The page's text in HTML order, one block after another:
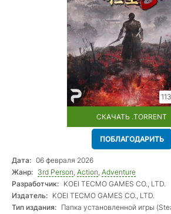
СКАЧАТЬ .TORRENT
ПОБЛАГОДАРИТЬ
Дата: 06 февраля 2026
Жанр: 3rd Person, Action, Adventure
Разработчик: KOEI TECMO GAMES CO., LTD.
Издатель: KOEI TECMO GAMES CO., LTD.
Тип издания: Папка установленной игры